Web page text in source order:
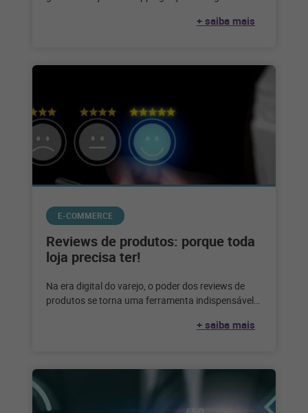
+ saiba mais
E-COMMERCE
Reviews de produtos: porque toda
loja precisa ter!
Na era digital do varejo, o poder dos reviews de
produtos se torna uma ferramenta indispensável.
+ saiba mais